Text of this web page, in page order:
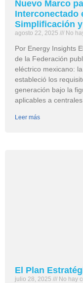
Nuevo Marco
Interconectado
Simplificación
agosto 22, 2025 No
Por Energy Insights
de la Federación
eléctrico mexicano:
estableció los
generación bajo la
aplicables a
Leer más
El Plan
julio 28, 2025 No hay